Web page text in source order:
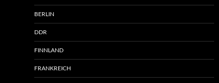
BERLIN
DDR
FINNLAND
FRANKREICH